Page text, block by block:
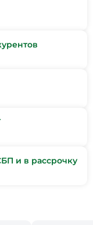
и в рассрочку